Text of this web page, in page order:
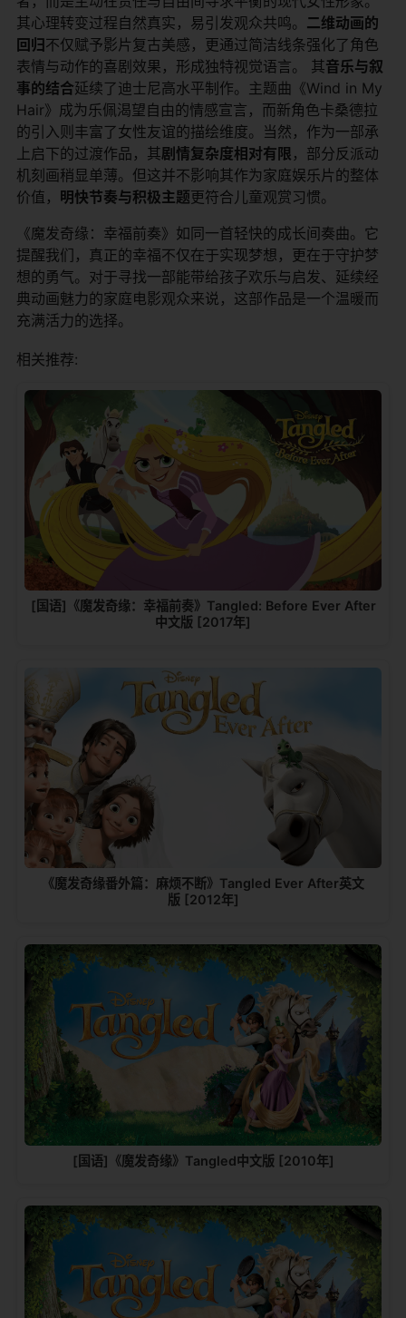
其心理转变过程自然真实，易引发观众共鸣。​ ​二维动画的
回归​​不仅赋予影片复古美感，更通过简洁线条强化了角色
表情与动作的喜剧效果，形成独特视觉语言。 其​​音乐与叙
事的结合​​延续了迪士尼高水平制作。主题曲《Wind in My
Hair》成为乐佩渴望自由的情感宣言，而新角色卡桑德拉
的引入则丰富了女性友谊的描绘维度。当然，作为一部承
上启下的过渡作品，其​​剧情复杂度相对有限​ ​，部分反派动
机刻画稍显单薄。但这并不影响其作为家庭娱乐片的整体
价值，​ ​明快节奏与积极主题​​更符合儿童观赏习惯。
《魔发奇缘：幸福前奏》如同一首轻快的成长间奏曲。它
提醒我们，真正的幸福不仅在于实现梦想，更在于守护梦
想的勇气。对于寻找一部能带给孩子欢乐与启发、延续经
典动画魅力的家庭电影观众来说，这部作品是一个温暖而
充满活力的选择。
相关推荐:
[国语]《魔发奇缘：幸福前奏》Tangled: Before Ever After
中文版 [2017年]
《魔发奇缘番外篇：麻烦不断》Tangled Ever After英文
版 [2012年]
[国语]《魔发奇缘》Tangled中文版 [2010年]